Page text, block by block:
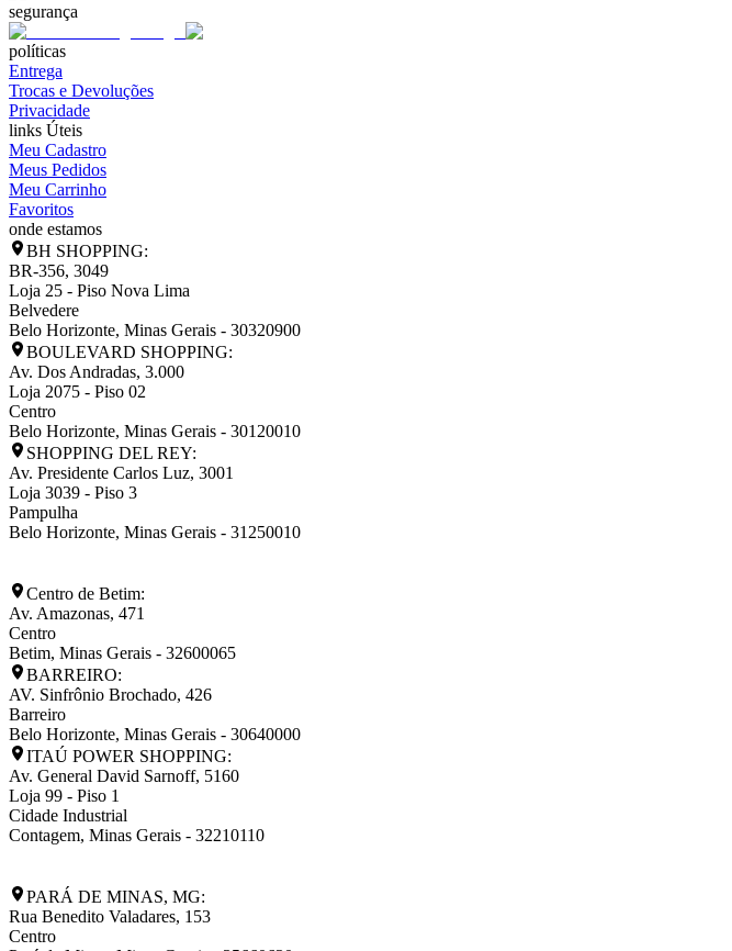
segurança
políticas
Entrega
Trocas e Devoluções
Privacidade
links Úteis
Meu Cadastro
Meus Pedidos
Meu Carrinho
Favoritos
onde estamos
BH SHOPPING:
BR-356, 3049
Loja 25 - Piso Nova Lima
Belvedere
Belo Horizonte, Minas Gerais - 30320900
BOULEVARD SHOPPING:
Av. Dos Andradas, 3.000
Loja 2075 - Piso 02
Centro
Belo Horizonte, Minas Gerais - 30120010
SHOPPING DEL REY:
Av. Presidente Carlos Luz, 3001
Loja 3039 - Piso 3
Pampulha
Belo Horizonte, Minas Gerais - 31250010
Centro de Betim:
Av. Amazonas, 471
Centro
Betim, Minas Gerais - 32600065
BARREIRO:
AV. Sinfrônio Brochado, 426
Barreiro
Belo Horizonte, Minas Gerais - 30640000
ITAÚ POWER SHOPPING:
Av. General David Sarnoff, 5160
Loja 99 - Piso 1
Cidade Industrial
Contagem, Minas Gerais - 32210110
PARÁ DE MINAS, MG:
Rua Benedito Valadares, 153
Centro